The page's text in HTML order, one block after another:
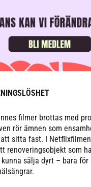
filmer brottas med
rör ämnen som
sitta fast. I Netflixfilmen
renoveringsobjekt som
sälja dyrt – bara